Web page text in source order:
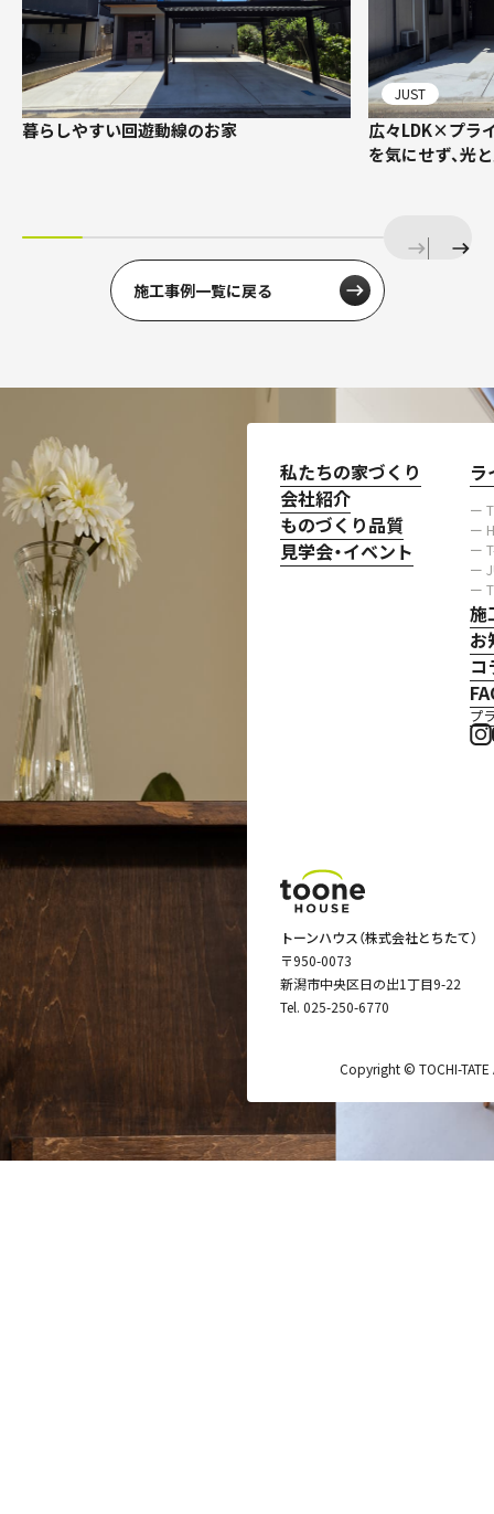
暮らしやすい回遊動線のお家
JUST
広々LDK×プラ
を気にせず、光
施工事例一覧に戻る
私たちの家づくり
会社紹介
ものづくり品質
見学会・イベント
ラ
ー
ー
ー
ー
ー
施
お
コ
プ
トーンハウス（株式会社とちたて）
〒950-0073
新潟市中央区日の出1丁目9-22
Tel. 025-250-6770
Copyright © TOCHI-TATE